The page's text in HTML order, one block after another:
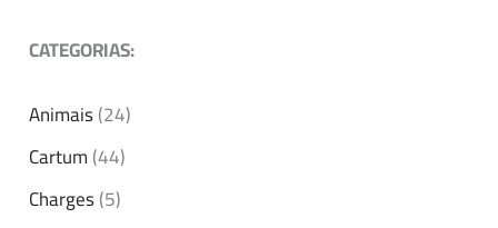
CATEGORIAS:
Animais(24)
Cartum(44)
Charges(5)